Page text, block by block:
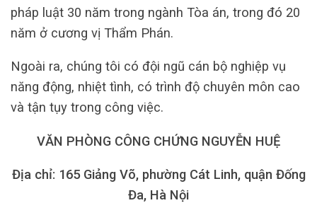
pháp luật 30 năm trong ngành Tòa án, trong đó 20
năm ở cương vị Thẩm Phán.
Ngoài ra, chúng tôi có đội ngũ cán bộ nghiệp vụ
năng động, nhiệt tình, có trình độ chuyên môn cao
và tận tụy trong công việc.
VĂN PHÒNG CÔNG CHỨNG NGUYỄN HUỆ
Địa chỉ: 165 Giảng Võ, phường Cát Linh, quận Đống
Đa, Hà Nội